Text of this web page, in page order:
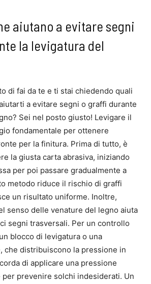
aiutano a evitare segni
la levigatura del
di fai da te e ti stai chiedendo quali
a evitare segni o graffi durante
Sei nel posto giusto! Levigare il
fondamentale per ottenere
per la finitura. Prima di tutto, è
la giusta carta abrasiva, iniziando
per poi passare gradualmente a
metodo riduce il rischio di graffi
un risultato uniforme. Inoltre,
senso delle venature del legno aiuta
segni trasversali. Per un controllo
blocco di levigatura o una
che distribuiscono la pressione in
di applicare una pressione
per prevenire solchi indesiderati. Un